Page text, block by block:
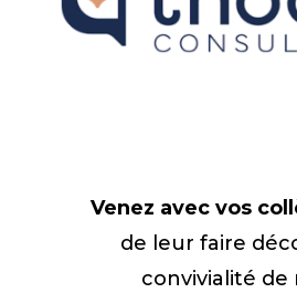
Venez avec vos
de leur faire
convivialité de